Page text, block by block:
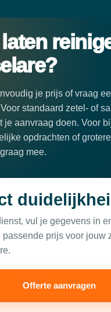
je prijs of vraag
standaard zetel- of
je aanvraag doen. Voor
opdrachten of
mee.
vul je gegevens in
passende prijs voor jouw
Offerte aanvragen